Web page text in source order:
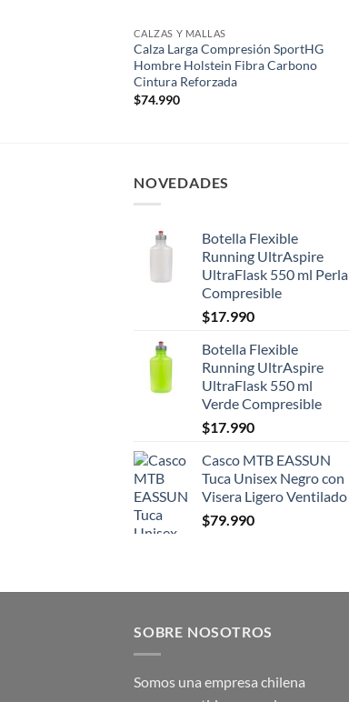
CALZAS Y MALLAS
Calza Larga Compresión SportHG
Hombre Holstein Fibra Carbono
Cintura Reforzada
$74.990
NOVEDADES
Botella Flexible
Running UltrAspire
UltraFlask 550 ml Perla
Compresible
$17.990
Botella Flexible
Running UltrAspire
UltraFlask 550 ml
Verde Compresible
$17.990
Casco MTB EASSUN
Tuca Unisex Negro con
Visera Ligero Ventilado
$79.990
SOBRE NOSOTROS
Somos una empresa chilena